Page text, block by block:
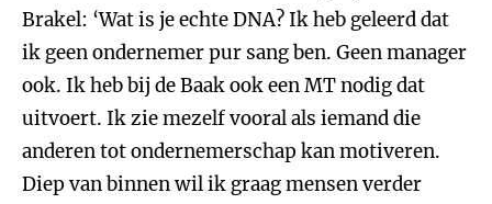
Brakel: ‘Wat is je echte DNA? Ik heb geleerd dat
ik geen ondernemer pur sang ben. Geen manager
ook. Ik heb bij de Baak ook een MT nodig dat
uitvoert. Ik zie mezelf vooral als iemand die
anderen tot ondernemerschap kan motiveren.
Diep van binnen wil ik graag mensen verder